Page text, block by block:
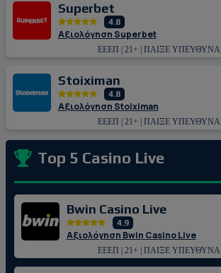
Superbet
4.8
Αξιολόγηση Superbet
ΕΕΕΠ | 21+ | ΠΑΙΞΕ ΥΠΕΥΘΥΝΑ
Stoiximan
4.8
Αξιολόγηση Stoiximan
ΕΕΕΠ | 21+ | ΠΑΙΞΕ ΥΠΕΥΘΥΝΑ
Top 5 Casino Live
Bwin Casino Live
4.9
Αξιολόγηση Bwin Casino Live
ΕΕΕΠ | 21+ | ΠΑΙΞΕ ΥΠΕΥΘΥΝΑ